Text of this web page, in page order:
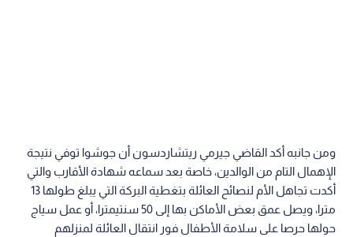
ومن جانبه أكد القاضي جيرمي ريتشاردسون أن جوشوا توفي نتيجة
الإهمال التام من الوالدين، خاصة بعد سماعه شهادة الأقارب والتي
أكدت تجاهل الأم لنصائح العائلة بتغطية البركة التي يبلغ طولها 13
مترا، ويصل عمق بعض الأماكن بها إلى 50 سنتيمترا، أو عمل سياج
حولها حرصا على سلامة الأطفال فور انتقال العائلة لمنزلهم